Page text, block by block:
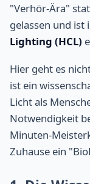
"Verhör-Ära"
gelassen und ist
Lighting (HCL)
Hier geht es
ist ein
Licht als
Notwendigkeit
Minuten-
Zuhause ein